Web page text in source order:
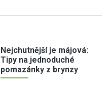
Nejchutnější je májová:
Tipy na jednoduché
pomazánky z brynzy